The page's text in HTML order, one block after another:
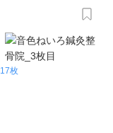
17枚